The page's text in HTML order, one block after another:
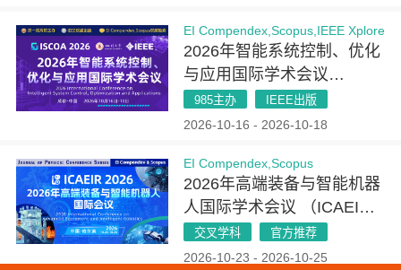
EI Compendex,Scopus,IEEE Xplore
2026年智能系统控制、优化
与应用国际学术会议
（ISCOA 2026）
985主办 IEEE出版
2026-10-16 - 2026-10-18
EI Compendex,Scopus
2026年高端装备与智能机器
人国际学术会议 （ICAEIR
2026）
交叉学科 官方推荐
2026-10-23 - 2026-10-25